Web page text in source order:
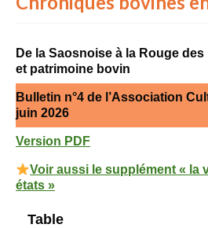
Conseil municipal
Commissions
Séances du conseil municipal
Bulletin municipal
Notre village
Notre village
De la Saosnoise à la Rouge
et patrimoine bovin
Bulletin n°4 de l’Association
juin 2026
Version PDF
Voir aussi le supplément « la
états »
Table